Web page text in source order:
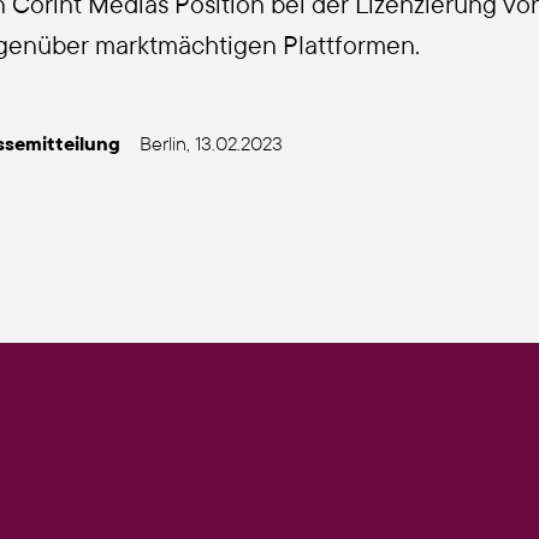
markt­mäch­ti­gen Platt­for­men.
Ber­lin, 13.02.2023